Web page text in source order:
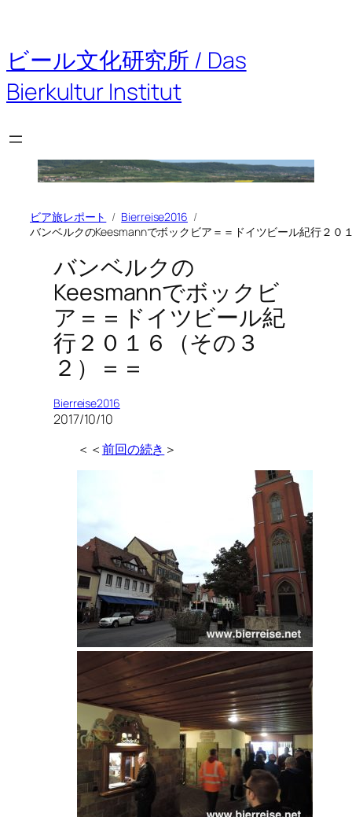
を
ス
キ
ッ
ビール文化研究所 / Das
Bierkultur Institut
ビア旅レポート
Bierreise2016
バンベルクのKeesmannでボックビア＝＝ドイツビール紀行２０
バンベルクの
Keesmannでボックビ
ア＝＝ドイツビール紀
行２０１６（その３
２）＝＝
Bierreise2016
2017/10/10
＜＜前回の続き ＞